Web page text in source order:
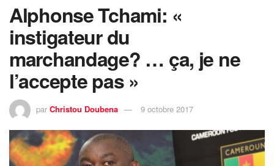
Alphonse Tchami: «
instigateur du
marchandage? … ça, je ne
l’accepte pas »
par Christou Doubena 9 octobre 2017